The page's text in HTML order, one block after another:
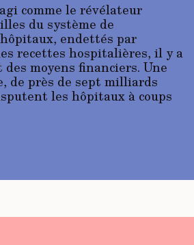
comme le révélateur
du système de
endettés par
recettes hospitalières, il y a
moyens financiers. Une
de près de sept milliards
les hôpitaux à coups